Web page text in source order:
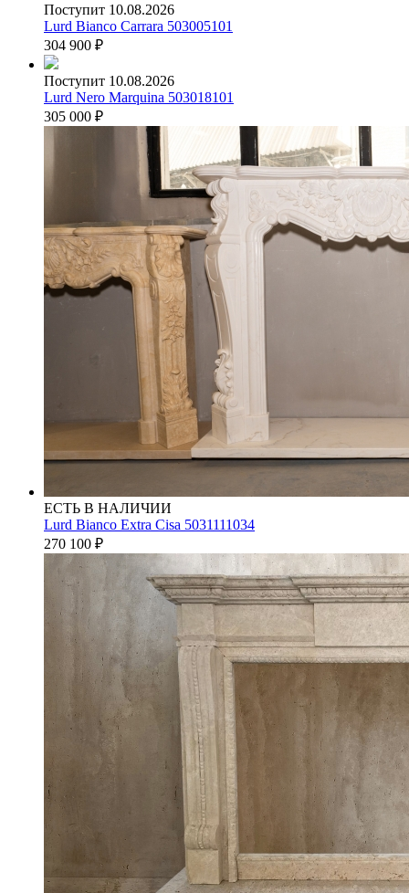
Поступит 10.08.2026
Lurd Bianco Carrara 503005101
304 900 ₽
Поступит 10.08.2026
Lurd Nero Marquina 503018101
305 000 ₽
ЕСТЬ В НАЛИЧИИ
Lurd Bianco Extra Cisa 5031111034
270 100 ₽